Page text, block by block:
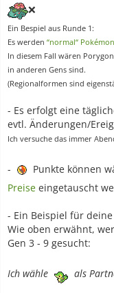
❌
Ein Bespiel aus Runde 1:
Es werden “normal“ Pokémon
In diesem Fall wären
in anderen Gens sind.
(Regionalformen sind
- Es erfolgt eine
evtl. Änderungen/
Ich versuche das immer
- Punkte können
Preise eingetauscht
- Ein Beispiel für
Wie oben erwähnt,
Gen 3 - 9 gesucht:
Ich wähle als